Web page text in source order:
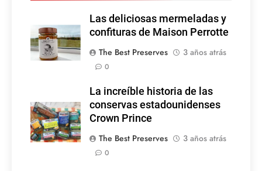
Las deliciosas mermeladas y
confituras de Maison Perrotte
The Best Preserves
3 años atrás
0
La increíble historia de las
conservas estadounidenses
Crown Prince
The Best Preserves
3 años atrás
0